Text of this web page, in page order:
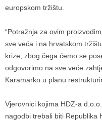
europskom tržištu.
“Potražnja za ovim
sve veća i na hrvatskom
krize, zbog čega ćemo se
odgovorimo na sve veće
Karamarko u planu
Vjerovnici kojima HDZ-a
nagodbi trebali biti Republika